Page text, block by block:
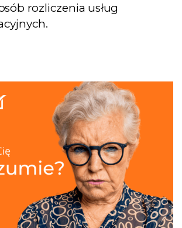
rozliczenia usług
Zamknij to okno